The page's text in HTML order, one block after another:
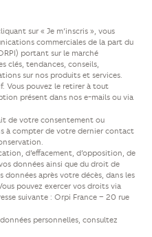
sur « Je m’inscris », vous
commerciales de la part du
portant sur le marché
clés, tendances, conseils,
sur nos produits et services.
Vous pouvez le retirer à tout
présent dans nos e-mails ou via
de votre consentement ou
à compter de votre dernier contact
d’effacement, d’opposition, de
données ainsi que du droit de
après votre décès, dans les
pouvez exercer vos droits via
suivante : Orpi France – 20 rue
personnelles, consultez